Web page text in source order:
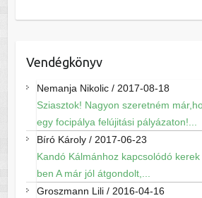
Vendégkönyv
Nemanja Nikolic/ 2017-08-18
Sziasztok! Nagyon szeretném
egy focipálya felújitási pályázaton!...
Bíró Károly/ 2017-06-23
Kandó Kálmánhoz kapcsolódó
ben A már jól átgondolt,...
Groszmann Lili/ 2016-04-16